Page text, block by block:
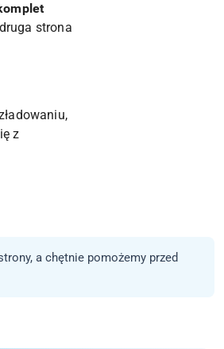
strona
z
a chętnie pomożemy przed